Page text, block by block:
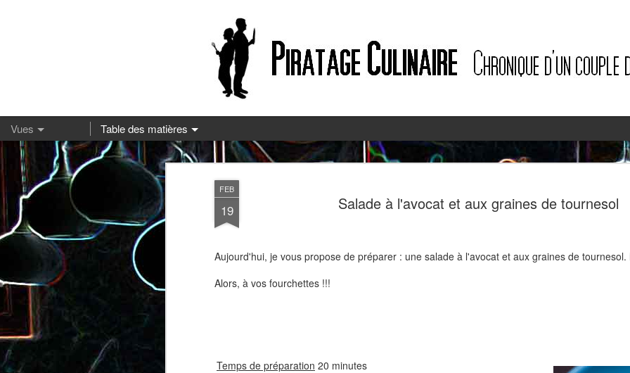
FEB
19 Salade à l'avocat et aux graines de tournesol
Aujourd'hui, je vous propose de préparer : une salade à l'avocat et aux graines de tournesol.
Alors, à vos fourchettes !!!
Temps de préparation 20 minutes
Pizza à la mozzarella et à la
13
2